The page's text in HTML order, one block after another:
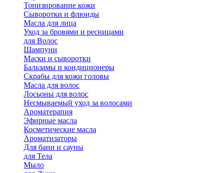
Тонизирование кожи
Сыворотки и флюиды
Масла для лица
Уход за бровями и ресницами
для Волос
Шампуни
Маски и сыворотки
Бальзамы и кондиционеры
Скрабы для кожи головы
Масла для волос
Лосьоны для волос
Несмываемый уход за волосами
Ароматерапия
Эфирные масла
Косметические масла
Ароматизаторы
Для бани и сауны
для Тела
Мыло